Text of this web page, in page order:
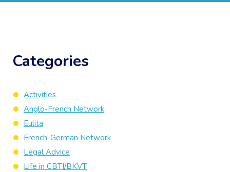
Categories
Activities
Anglo-French Network
Eulita
French-German Network
Legal Advice
Life in CBTI/BKVT